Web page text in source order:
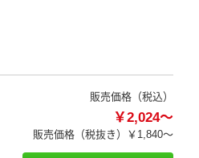
販売価格（税込）
￥2,024～
販売価格（税抜き） ￥1,840～